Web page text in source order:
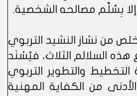
إلا بِسُلَّم مصالحه الشخصية.
من نشاز النشيد التربوي
السلالم الثلاث، فيُسْنَد
التخطيط والتطوير التربوي
من الكفاية المهنية